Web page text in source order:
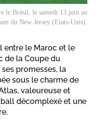
le Brésil, le samedi 13 juin au
du New Jersey (Etats-Unis).
entre le Maroc et le
de la Coupe du
promesses, la
sous le charme de
valeureuse et
décomplexé et une